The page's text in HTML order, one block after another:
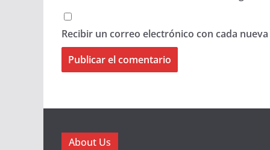
Recibir un correo electrónico con cada
About Us